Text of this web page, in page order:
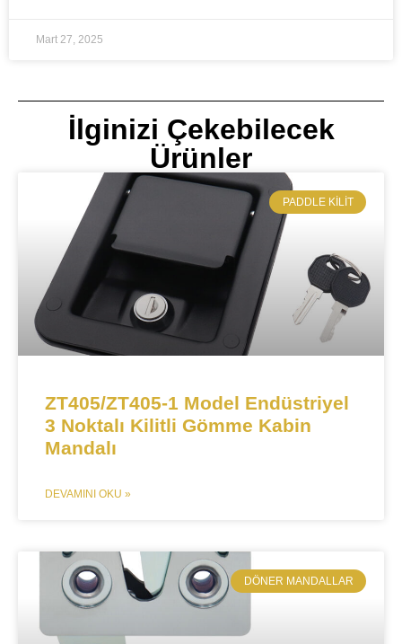
Mart 27, 2025
İlginizi Çekebilecek
Ürünler
​PADDLE KILIT
ZT405/ZT405-1 Model Endüstriyel
3 Noktalı Kilitli Gömme Kabin
Mandalı
DEVAMINI OKU »
​DÖNER MANDALLAR